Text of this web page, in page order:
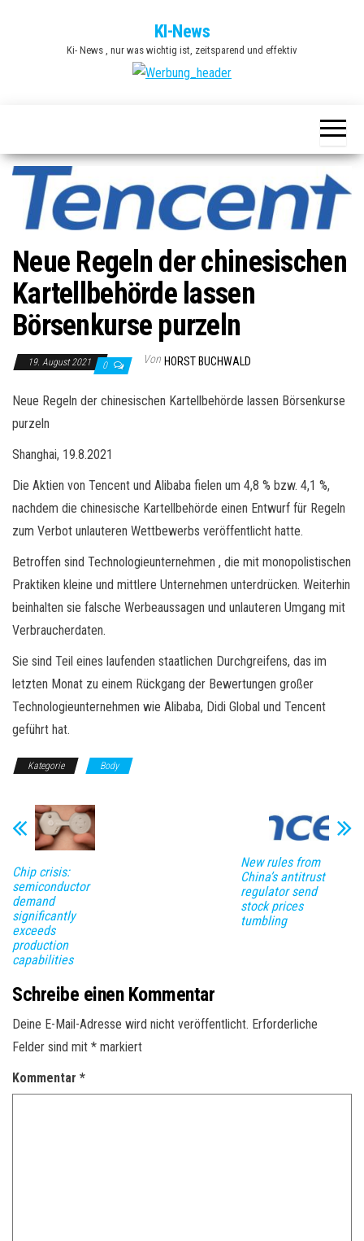
KI-News
Ki- News , nur was wichtig ist, zeitsparend und effektiv
Neue Regeln der chinesischen
Kartellbehörde lassen
Börsenkurse purzeln
19. August 2021 0 Von HORST BUCHWALD
Neue Regeln der chinesischen Kartellbehörde lassen Börsenkurse
purzeln
Shanghai, 19.8.2021
Die Aktien von Tencent und Alibaba fielen um 4,8 % bzw. 4,1 %,
nachdem die chinesische Kartellbehörde einen Entwurf für Regeln
zum Verbot unlauteren Wettbewerbs veröffentlicht hatte.
Betroffen sind Technologieunternehmen , die mit monopolistischen
Praktiken kleine und mittlere Unternehmen unterdrücken. Weiterhin
beinhalten sie falsche Werbeaussagen und unlauteren Umgang mit
Verbraucherdaten.
Sie sind Teil eines laufenden staatlichen Durchgreifens, das im
letzten Monat zu einem Rückgang der Bewertungen großer
Technologieunternehmen wie Alibaba, Didi Global und Tencent
geführt hat.
Kategorie Body
Chip crisis:
semiconductor
demand
significantly
exceeds
production
capabilities
New rules from
China’s antitrust
regulator send
stock prices
tumbling
Schreibe einen Kommentar
Deine E-Mail-Adresse wird nicht veröffentlicht. Erforderliche
Felder sind mit * markiert
Kommentar *